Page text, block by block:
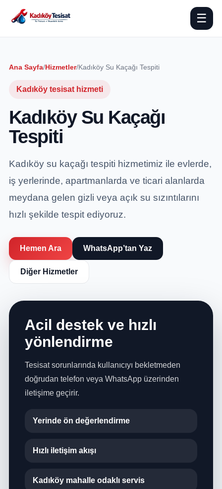
☰
Ana Sayfa/Hizmetler/Kadıköy Su Kaçağı Tespiti
Kadıköy tesisat hizmeti
Kadıköy Su Kaçağı
Tespiti
Kadıköy su kaçağı tespiti hizmetimiz ile evlerde,
iş yerlerinde, apartmanlarda ve ticari alanlarda
meydana gelen gizli veya açık su sızıntılarını
hızlı şekilde tespit ediyoruz.
Hemen Ara WhatsApp’tan Yaz
Diğer Hizmetler
Acil destek ve hızlı
yönlendirme
Tesisat sorunlarında kullanıcıyı bekletmeden
doğrudan telefon veya WhatsApp üzerinden
iletişime geçirir.
Yerinde ön değerlendirme
Hızlı iletişim akışı
Kadıköy mahalle odaklı servis